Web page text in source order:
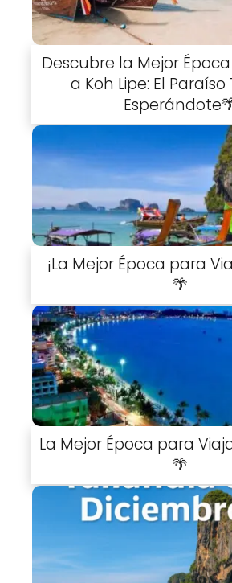
Descubre la Mejor
a Koh Lipe: El
¡La Mejor Época para
🌴
La Mejor Época para
🌴